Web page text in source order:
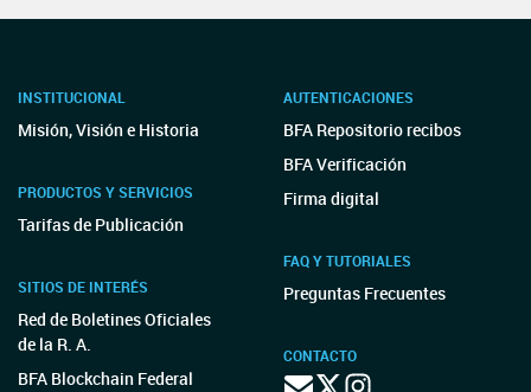
INSTITUCIONAL
Misión, Visión e Historia
PRODUCTOS Y SERVICIOS
Tarifas de Publicación
SITIOS DE INTERÉS
Red de Boletines Oficiales
de la R. A.
BFA Blockchain Federal
AUTENTICACIONES
BFA Repositorio recibos
BFA Verificación
Firma digital
FAQ Y TUTORIALES
Preguntas Frecuentes
CONTACTO